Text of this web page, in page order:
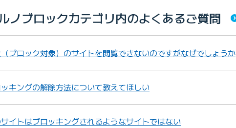
ノブロックカテゴリ内のよくあるご質問
ブロック対象）のサイトを閲覧できないのですがなぜでしょうか
キングの解除方法について教えてほしい
イトはブロッキングされるようなサイトではない